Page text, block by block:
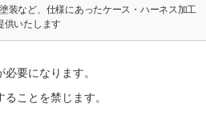
装など、仕様にあったケース・ハーネス加工
供いたします
要になります。
ことを禁じます。